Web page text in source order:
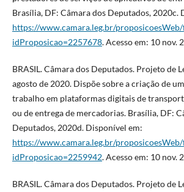
Brasília, DF: Câmara dos Deputados, 2020c.
https://www.camara.leg.br/
idProposicao=2257678. Acesso em: 10 nov.
BRASIL. Câmara dos Deputados. Projeto de
agosto de 2020. Dispõe sobre a criação de
trabalho em plataformas digitais de
ou de entrega de mercadorias. Brasília, DF:
Deputados, 2020d. Disponível em:
https://www.camara.leg.br/
idProposicao=2259942. Acesso em: 10 nov.
BRASIL. Câmara dos Deputados. Projeto de